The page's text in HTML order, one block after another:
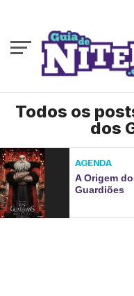
Todos os
dos
AGENDA
A Origem
Guardiões